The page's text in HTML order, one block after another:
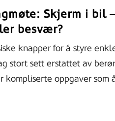
Skjerm i bil
besvær?
knapper for å styre
stort sett erstattet av
kompliserte oppgaver som